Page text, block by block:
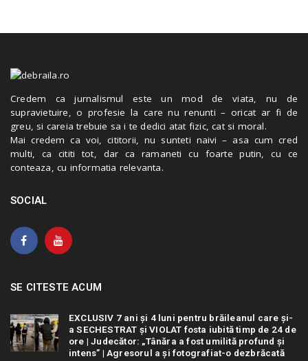
Credem ca jurnalismul este un mod de viata, nu de
supravietuire, o profesie la care nu renunti – oricat ar fi de
greu, si careia trebuie sa i te dedici atat fizic, cat si moral.
Mai credem ca voi, cititorii, nu sunteti naivi – asa cum cred
multi, ca cititi tot, dar ca ramaneti cu foarte putin, cu ce
conteaza, cu informatia relevanta.
SOCIAL
SE CITESTE ACUM
EXCLUSIV 7 ani și 4 luni pentru brăileanul care și-
a SECHESTRAT și VIOLAT fosta iubită timp de 24 de
ore | Judecător: „Tânăra a fost umilită profund și
intens” | Agresorul a și fotografiat-o dezbrăcată